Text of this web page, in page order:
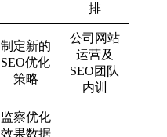
排
制定新的
SEO优化
策略
公司网站
运营及
SEO团队
内训
监察优化
效果数据